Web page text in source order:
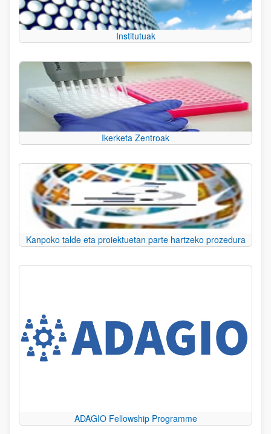
Institutuak
Ikerketa Zentroak
Kanpoko talde eta proiektuetan parte hartzeko prozedura
ADAGIO Fellowship Programme